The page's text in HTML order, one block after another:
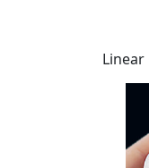
Linear